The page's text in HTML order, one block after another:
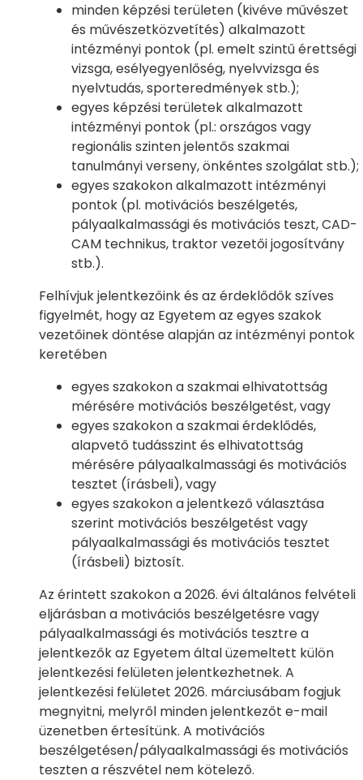
minden képzési területen (kivéve művészet
és művészetközvetítés) alkalmazott
intézményi pontok (pl. emelt szintű érettségi
vizsga, esélyegyenlőség, nyelvvizsga és
nyelvtudás, sporteredmények stb.);
egyes képzési területek alkalmazott
intézményi pontok (pl.: országos vagy
regionális szinten jelentős szakmai
tanulmányi verseny, önkéntes szolgálat stb.);
egyes szakokon alkalmazott intézményi
pontok (pl. motivációs beszélgetés,
pályaalkalmassági és motivációs teszt, CAD-
CAM technikus, traktor vezetői jogosítvány
stb.).
Felhívjuk jelentkezőink és az érdeklődők szíves
figyelmét, hogy az Egyetem az egyes szakok
vezetőinek döntése alapján az intézményi pontok
keretében
egyes szakokon a szakmai elhivatottság
mérésére motivációs beszélgetést, vagy
egyes szakokon a szakmai érdeklődés,
alapvető tudásszint és elhivatottság
mérésére pályaalkalmassági és motivációs
tesztet (írásbeli), vagy
egyes szakokon a jelentkező választása
szerint motivációs beszélgetést vagy
pályaalkalmassági és motivációs tesztet
(írásbeli) biztosít.
Az érintett szakokon a 2026. évi általános felvételi
eljárásban a motivációs beszélgetésre vagy
pályaalkalmassági és motivációs tesztre a
jelentkezők az Egyetem által üzemeltett külön
jelentkezési felületen jelentkezhetnek. A
jelentkezési felületet 2026. márciusábam fogjuk
megnyitni, melyről minden jelentkezőt e-mail
üzenetben értesítünk. A motivációs
beszélgetésen/pályaalkalmassági és motivációs
teszten a részvétel nem kötelező.